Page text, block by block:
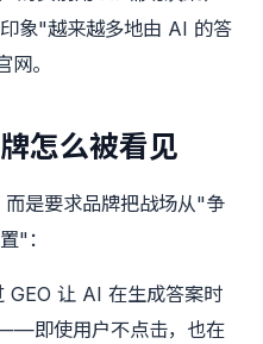
象"越来越多地由 AI 的答
。
怎么被看见
是要求品牌把战场从"争
"：
GEO 让 AI 在生成答案时
即使用户不点击，也在